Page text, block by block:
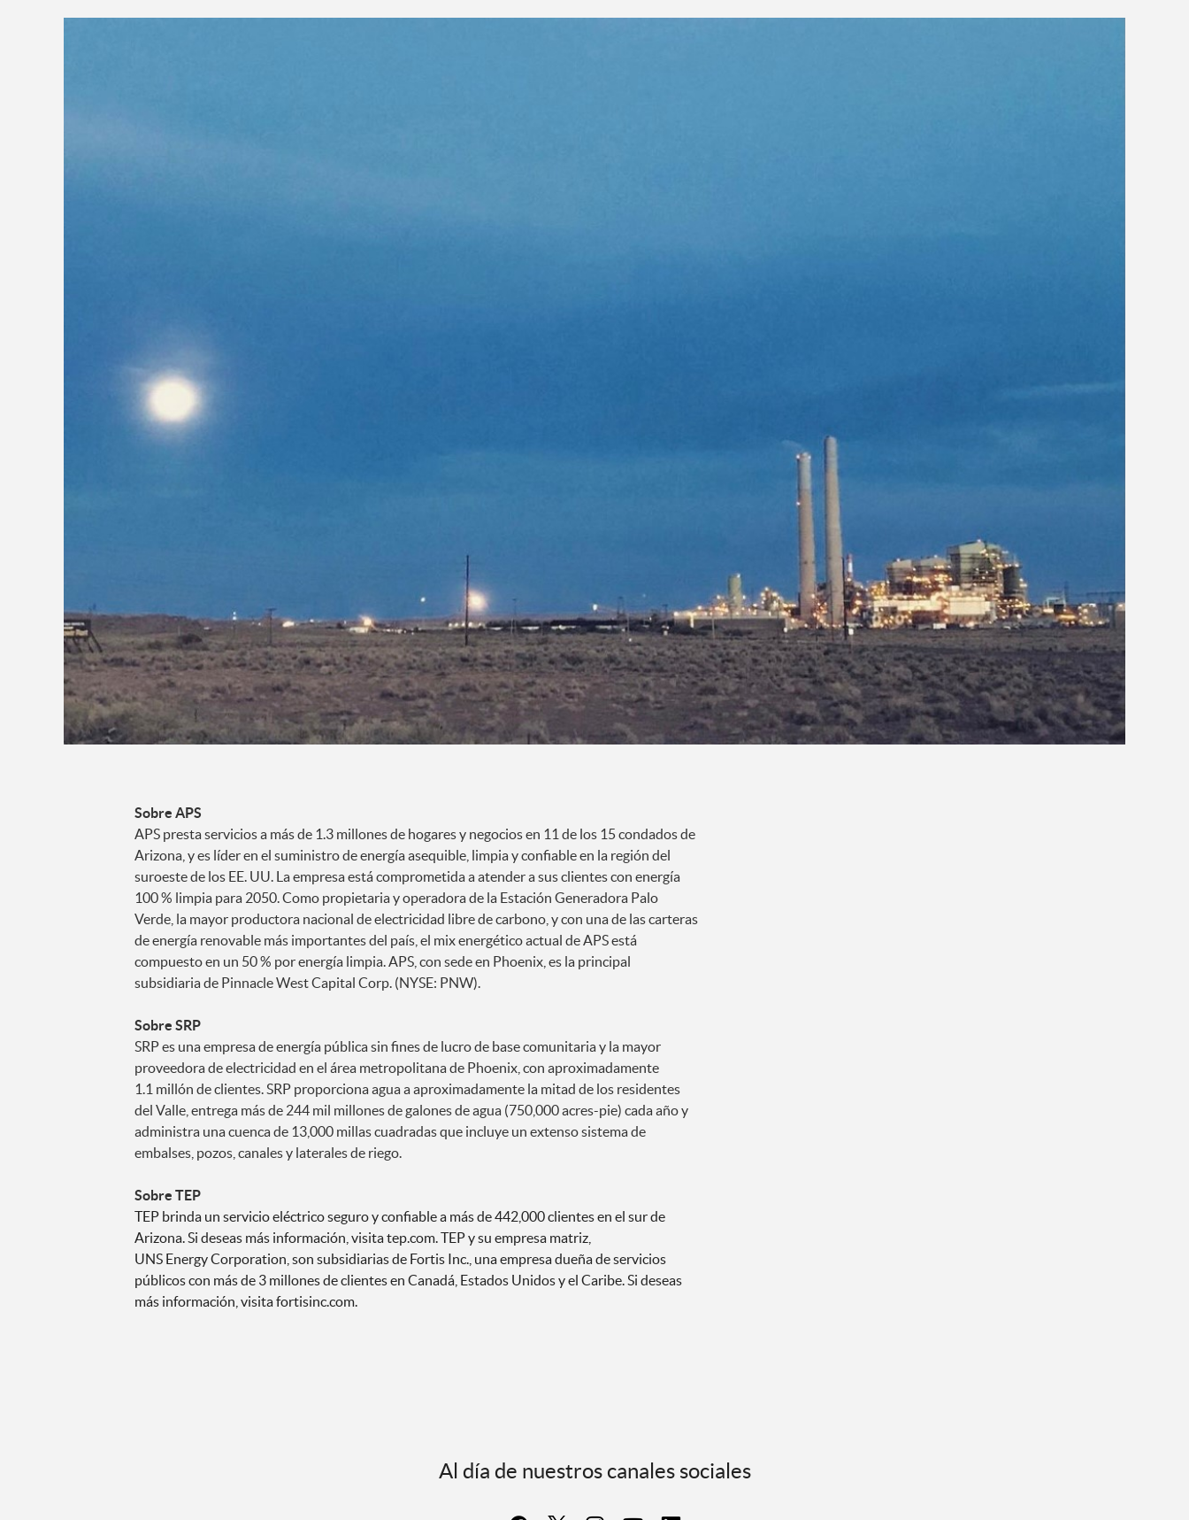
Sobre APS
APS presta servicios a más de 1.3 millones de hogares y negocios en 11 de los 15 condados de
Arizona, y es líder en el suministro de energía asequible, limpia y confiable en la región del
suroeste de los EE. UU. La empresa está comprometida a atender a sus clientes con energía
100 % limpia para 2050. Como propietaria y operadora de la Estación Generadora Palo
Verde, la mayor productora nacional de electricidad libre de carbono, y con una de las carteras
de energía renovable más importantes del país, el mix energético actual de APS está
compuesto en un 50 % por energía limpia. APS, con sede en Phoenix, es la principal
subsidiaria de Pinnacle West Capital Corp. (NYSE: PNW).
Sobre SRP
SRP es una empresa de energía pública sin fines de lucro de base comunitaria y la mayor
proveedora de electricidad en el área metropolitana de Phoenix, con aproximadamente
1.1 millón de clientes. SRP proporciona agua a aproximadamente la mitad de los residentes
del Valle, entrega más de 244 mil millones de galones de agua (750,000 acres-pie) cada año y
administra una cuenca de 13,000 millas cuadradas que incluye un extenso sistema de
embalses, pozos, canales y laterales de riego.
Sobre TEP
TEP brinda un servicio eléctrico seguro y confiable a más de 442,000 clientes en el sur de
Arizona. Si deseas más información, visita tep.com. TEP y su empresa matriz,
UNS Energy Corporation, son subsidiarias de Fortis Inc., una empresa dueña de servicios
públicos con más de 3 millones de clientes en Canadá, Estados Unidos y el Caribe. Si deseas
más información, visita fortisinc.com.
Al día de nuestros canales sociales